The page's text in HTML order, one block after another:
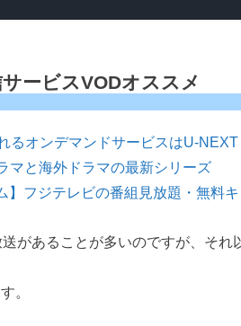
ービスVODオススメ
オンデマンドサービスはU-NEXT
と海外ドラマの最新シリーズ
フジテレビの番組見放題・無料キ
があることが多いのですが、それ
。